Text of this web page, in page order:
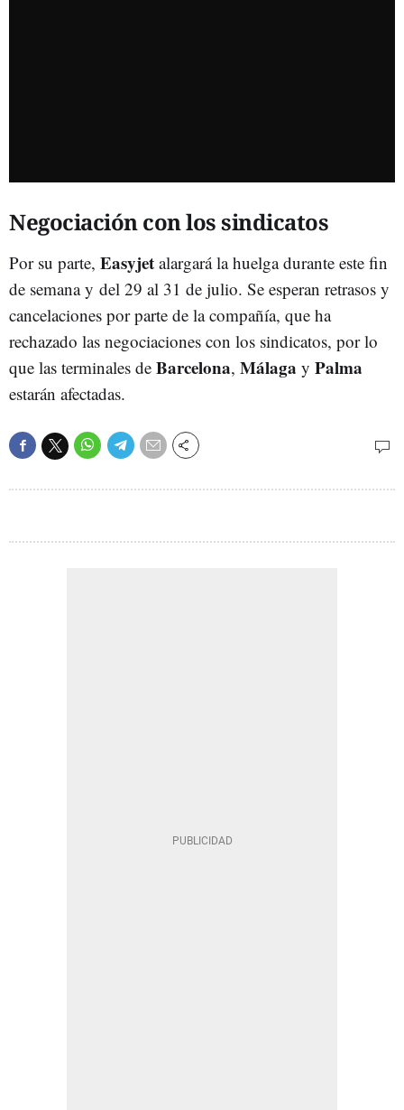
Negociación con los sindicatos
Por su parte, Easyjet alargará la huelga durante este fin
de semana y del 29 al 31 de julio. Se esperan retrasos y
cancelaciones por parte de la compañía, que ha
rechazado las negociaciones con los sindicatos, por lo
que las terminales de Barcelona, Málaga y Palma
estarán afectadas.